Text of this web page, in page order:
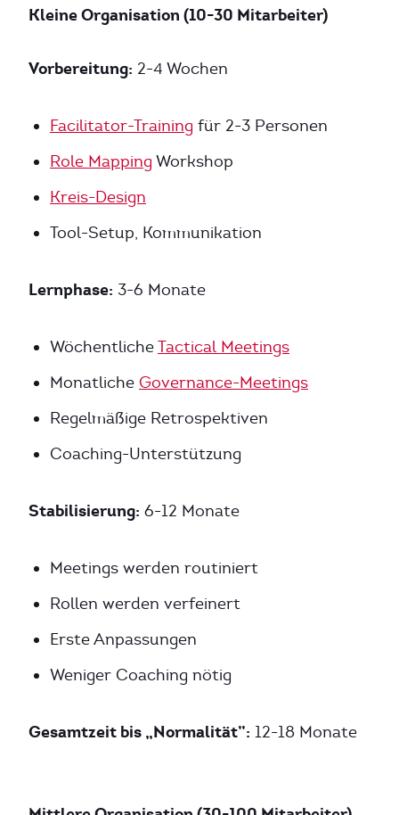
Kleine Organisation (10-30 Mitarbeiter)
Vorbereitung: 2-4 Wochen
Facilitator-Training für 2-3 Personen
Role Mapping Workshop
Kreis-Design
Tool-Setup, Kommunikation
Lernphase: 3-6 Monate
WöchentlicheTactical Meetings
Monatliche Governance-Meetings
Regelmäßige Retrospektiven
Coaching-Unterstützung
Stabilisierung: 6-12 Monate
Meetings werden routiniert
Rollen werden verfeinert
Erste Anpassungen
Weniger Coaching nötig
Gesamtzeit bis „Normalität”: 12-18 Monate